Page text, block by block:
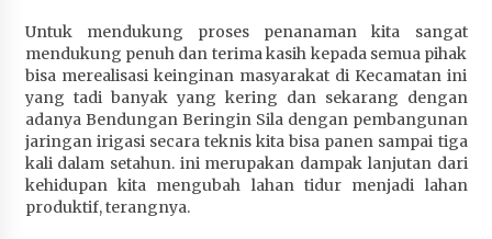
Capaian Program Pemerintah Kabupaten
Sumbawa Terus Dirasakan Masyarakat
1 bulan ago
Untuk mendukung proses penanaman kita sangat
mendukung penuh dan terima kasih kepada semua pihak
bisa merealisasi keinginan masyarakat di Kecamatan ini
yang tadi banyak yang kering dan sekarang dengan
adanya Bendungan Beringin Sila dengan pembangunan
jaringan irigasi secara teknis kita bisa panen sampai tiga
kali dalam setahun. ini merupakan dampak lanjutan dari
kehidupan kita mengubah lahan tidur menjadi lahan
produktif, terangnya.